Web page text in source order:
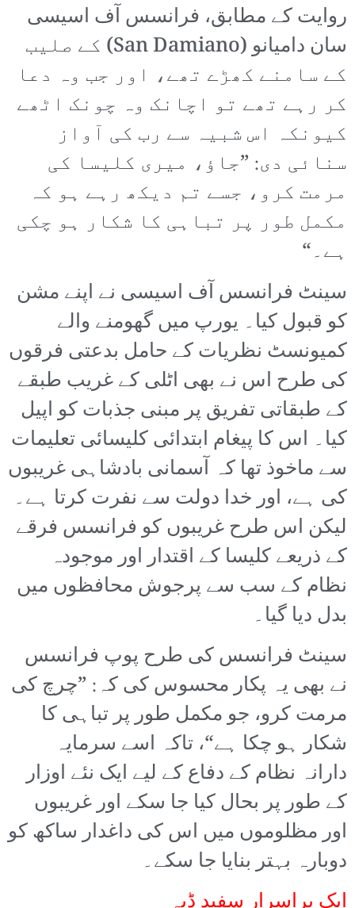
روایت کے مطابق، فرانسس آف اسیسی
سان دامیانو (San Damiano) کے صلیب
کے سامنے کھڑے تھے، اور جب وہ دعا
کر رہے تھے تو اچانک وہ چونک اٹھے
کیونکہ اس شبیہ سے رب کی آواز
سنائی دی: ”جاؤ، میری کلیسا کی
مرمت کرو، جسے تم دیکھ رہے ہو کہ
مکمل طور پر تباہی کا شکار ہو چکی
ہے۔“
سینٹ فرانسس آف اسیسی نے اپنے مشن
کو قبول کیا۔ یورپ میں گھومنے والے
کمیونسٹ نظریات کے حامل بدعتی فرقوں
کی طرح اس نے بھی اٹلی کے غریب طبقے
کے طبقاتی تفریق پر مبنی جذبات کو اپیل
کیا۔ اس کا پیغام ابتدائی کلیسائی تعلیمات
سے ماخوذ تھا کہ آسمانی بادشاہی غریبوں
کی ہے، اور خدا دولت سے نفرت کرتا ہے۔
لیکن اس طرح غریبوں کو فرانسس فرقے
کے ذریعے کلیسا کے اقتدار اور موجودہ
نظام کے سب سے پرجوش محافظوں میں
بدل دیا گیا۔
سینٹ فرانسس کی طرح پوپ فرانسس
نے بھی یہ پکار محسوس کی کہ: ”چرچ کی
مرمت کرو، جو مکمل طور پر تباہی کا
شکار ہو چکا ہے“، تاکہ اسے سرمایہ
دارانہ نظام کے دفاع کے لیے ایک نئے اوزار
کے طور پر بحال کیا جا سکے اور غریبوں
اور مظلوموں میں اس کی داغدار ساکھ کو
دوبارہ بہتر بنایا جا سکے۔